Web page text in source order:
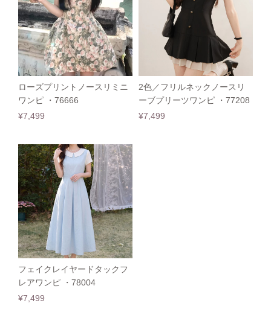
ローズプリントノースリミニ
ワンピ ・76666
¥7,499
2色／フリルネックノースリ
ーブプリーツワンピ ・77208
¥7,499
フェイクレイヤードタックフ
レアワンピ ・78004
¥7,499